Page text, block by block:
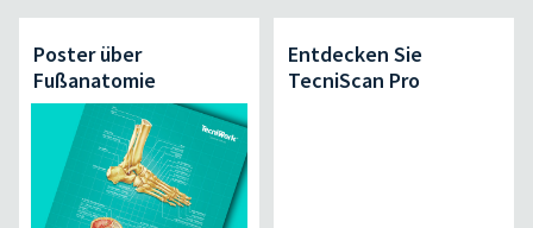
Poster über
Fußanatomie
Entdecken Sie
TecniScan Pro